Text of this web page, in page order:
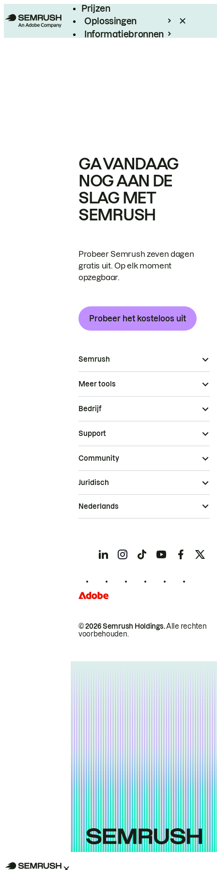
Prijzen
Oplossingen
Informatiebronnen
GA VANDAAG
NOG AAN DE
SLAG MET
SEMRUSH
Probeer Semrush zeven dagen
gratis uit. Op elk moment
opzegbaar.
Probeer het kosteloos uit
Semrush
Meer tools
Bedrijf
Support
Community
© 2026 Semrush Holdings.Alle rechten
voorbehouden.
Juridisch
Nederlands